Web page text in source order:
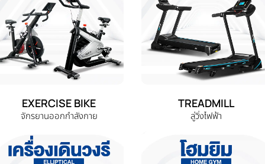
EXERCISE BIKE
จักรยานออกกำลังกาย
TREADMILL
ลู่วิ่งไฟฟ้า